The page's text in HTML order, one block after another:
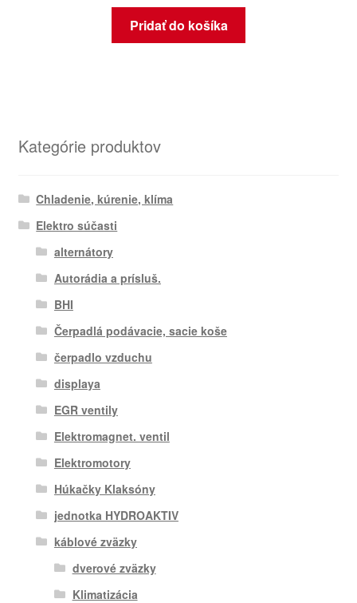
Pridať do košíka
Kategórie produktov
Chladenie, kúrenie, klíma
Elektro súčasti
alternátory
Autorádia a prísluš.
BHI
Čerpadlá podávacie, sacie koše
čerpadlo vzduchu
displaya
EGR ventily
Elektromagnet. ventil
Elektromotory
Húkačky Klaksóny
jednotka HYDROAKTIV
káblové zväzky
dverové zväzky
Klimatizácia